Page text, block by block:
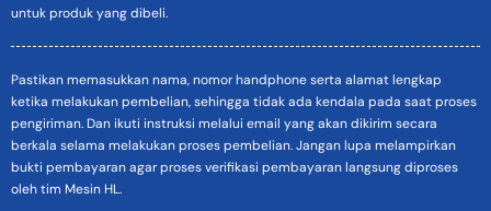
untuk produk yang dibeli.
Pastikan memasukkan nama, nomor handphone serta alamat lengkap
ketika melakukan pembelian, sehingga tidak ada kendala pada saat proses
pengiriman. Dan ikuti instruksi melalui email yang akan dikirim secara
berkala selama melakukan proses pembelian. Jangan lupa melampirkan
bukti pembayaran agar proses verifikasi pembayaran langsung diproses
oleh tim Mesin HL.